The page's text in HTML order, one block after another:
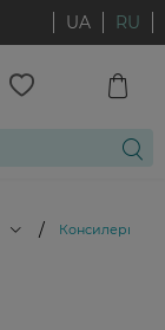
UA RU
/ Консилеры